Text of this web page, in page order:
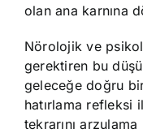
olan ana karnına
Nörolojik ve
gerektiren bu
geleceğe doğru
hatırlama refleksi
tekrarını